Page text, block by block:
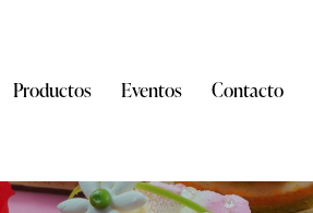
Productos Eventos Contacto